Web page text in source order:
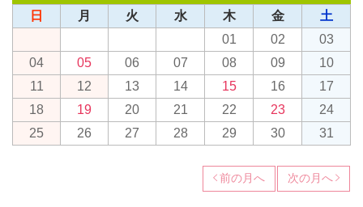
日 月 火 水 木 金
土
01
02
03
04
05 06 07 08 09
10
11
12 13 14 15 16
17
18
19 20 21 22 23
24
25
26 27 28 29 30 31
前の月へ 次の月へ